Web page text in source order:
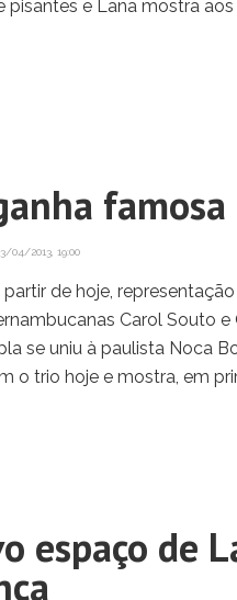
pisantes e Lana mostra
04/2013, 19:00
partir de hoje,
Carol Souto
se uniu à paulista Noca
o trio hoje e mostra, em
espaço de